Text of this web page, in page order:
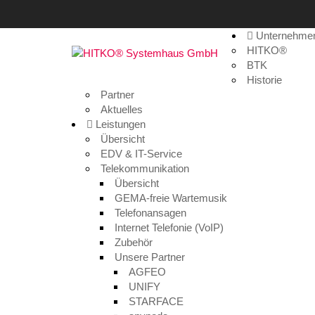
HITKO®
BTK
Historie
Partner
Aktuelles
Leistungen
Übersicht
EDV & IT-Service
Telekommunikation
Übersicht
GEMA-freie Wartemusik
Telefonansagen
Internet Telefonie (VoIP)
Zubehör
Unsere Partner
AGFEO
UNIFY
STARFACE
WLAN und DECT für die
WLAN und DECT für die MME
WLAN und DECT für die MME